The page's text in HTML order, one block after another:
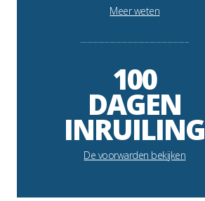
Meer weten
--------------------------------------------------------------------
100
DAGEN
INRUILING
De voorwarden bekijken